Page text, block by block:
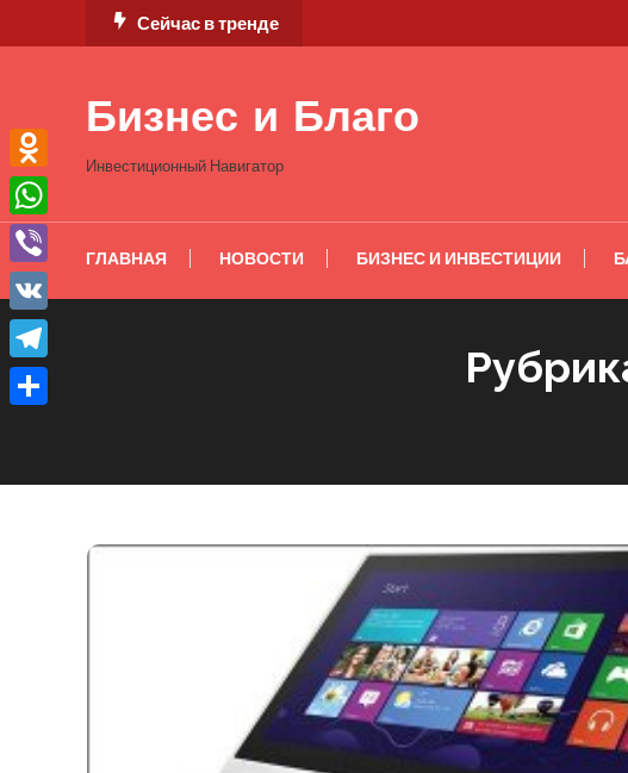
к
Сейчас в тренде
Бизнес и Благо
Инвестиционный Навигатор
ГЛАВНАЯ НОВОСТИ БИЗНЕС И ИНВЕСТИЦИИ
Odnoklassniki
WhatsApp
Viber
VK
Telegram